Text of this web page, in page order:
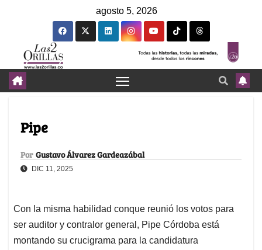
agosto 5, 2026
Pipe
Por Gustavo Álvarez Gardeazábal
DIC 11, 2025
Con la misma habilidad conque reunió los votos para
ser auditor y contralor general, Pipe Córdoba está
montando su crucigrama para la candidatura